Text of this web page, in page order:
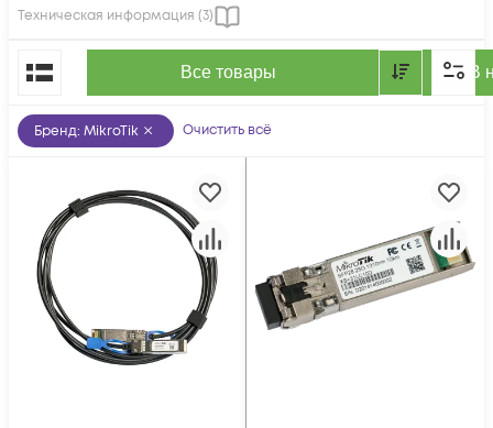
Техническая информация (3)
Все товары В
По популярности
Бренд: MikroTik Очистить всё